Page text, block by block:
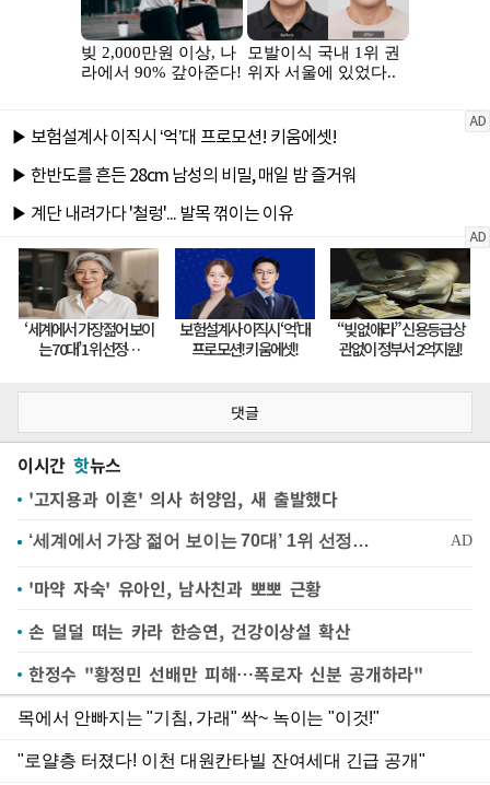
댓글
이시간 핫뉴스
'고지용과 이혼' 의사 허양임, 새 출발했다
'마약 자숙' 유아인, 남사친과 뽀뽀 근황
손 덜덜 떠는 카라 한승연, 건강이상설 확산
한정수 "황정민 선배만 피해…폭로자 신분 공개하라"